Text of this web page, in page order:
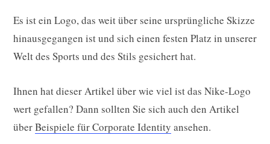
Es ist ein Logo, das weit über seine ursprüngliche Skizze
hinausgegangen ist und sich einen festen Platz in unserer
Welt des Sports und des Stils gesichert hat.
Ihnen hat dieser Artikel über wie viel ist das Nike-Logo
wert gefallen? Dann sollten Sie sich auch den Artikel
überBeispiele für Corporate Identity ansehen.